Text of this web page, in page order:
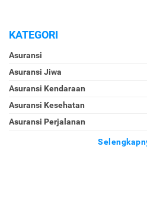
KATEGORI
Asuransi
Asuransi Jiwa
Asuransi Kendaraan
Asuransi Kesehatan
Asuransi Perjalanan